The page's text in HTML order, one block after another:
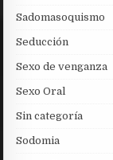
Sadomasoquismo
Seducción
Sexo de venganza
Sexo Oral
Sin categoría
Sodomia